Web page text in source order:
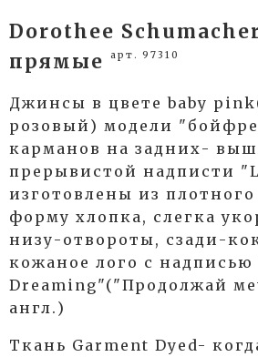
Dorothee
прямые
арт. 97310
Джинсы в цвете baby
розовый) модели
карманов на задних-
прерывистой надписти
изготовлены из
форму хлопка, слегка
низу-отвороты, сзади-
кожаное лого с надписью
Dreaming"("Продолжай
англ.)
Ткань Garment Dyed-